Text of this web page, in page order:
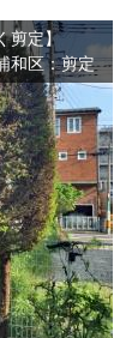
剪定】
和区：剪定